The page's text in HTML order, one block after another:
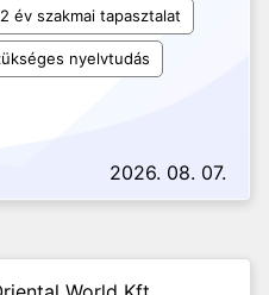
év szakmai tapasztalat
nyelvtudás
2026. 08. 07.